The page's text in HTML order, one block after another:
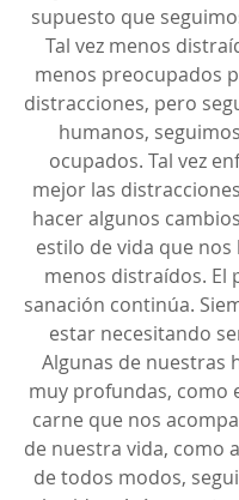
supuesto que
Tal vez menos
menos preocupados
distracciones, pero
humanos,
ocupados. Tal vez
mejor las
hacer algunos
estilo de vida que
menos distraídos. El
sanación continúa.
estar necesitando
Algunas de nuestras
muy profundas, como
carne que nos
de nuestra vida, como
de todos modos,